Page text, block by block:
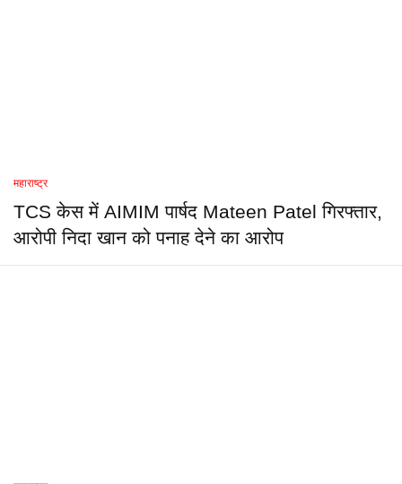
महाराष्ट्र
TCS केस में AIMIM पार्षद Mateen Patel गिरफ्तार,
आरोपी निदा खान को पनाह देने का आरोप